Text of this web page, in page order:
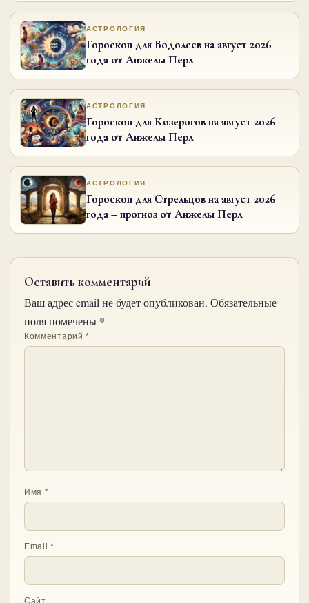
АСТРОЛОГИЯ
Гороскоп для Водолеев на август 2026
года от Анжелы Перл
АСТРОЛОГИЯ
Гороскоп для Козерогов на август 2026
года от Анжелы Перл
АСТРОЛОГИЯ
Гороскоп для Стрельцов на август 2026
года – прогноз от Анжелы Перл
Оставить комментарий
Ваш адрес email не будет опубликован. Обязательные
поля помечены *
Комментарий*
Имя *
Email*
Сайт